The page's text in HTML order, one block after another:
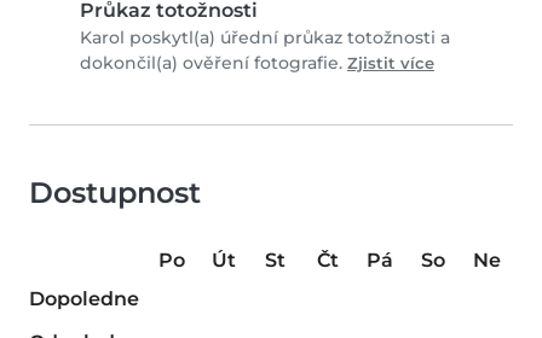
Průkaz totožnosti
Karol poskytl(a) úřední průkaz totožnosti a
dokončil(a) ověření fotografie. Zjistit více
Dostupnost
Po Út St Čt Pá So
Ne
Dopoledne